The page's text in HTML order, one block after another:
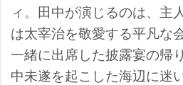
ィ。田中が演じるのは、主
は太宰治を敬愛する平凡な
一緒に出席した披露宴の帰
中未遂を起こした海辺に迷